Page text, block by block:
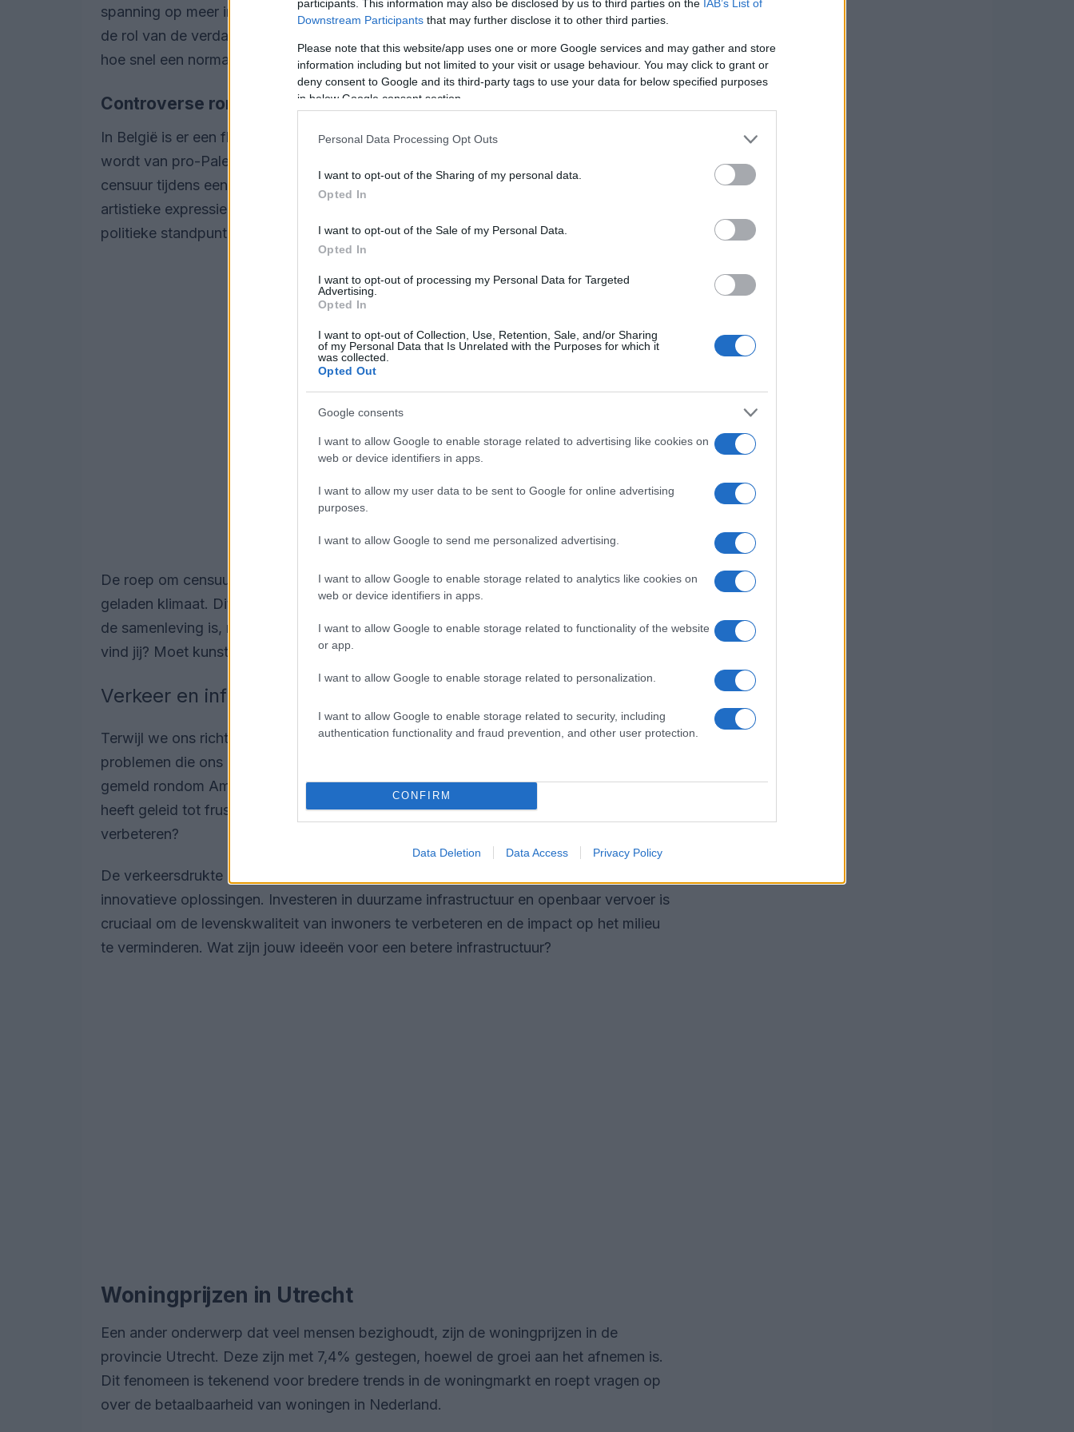
participants. This information may also be disclosed by us to third parties on the IAB’s List of
Downstream Participants that may further disclose it to other third parties.
Please note that this website/app uses one or more Google services and may gather and store
information including but not limited to your visit or usage behaviour. You may click to grant or
deny consent to Google and its third-party tags to use your data for below specified purposes
in below Google consent section.
Personal Data Processing Opt Outs
I want to opt-out of the Sharing of my personal data.
Opted In
I want to opt-out of the Sale of my Personal Data.
Opted In
I want to opt-out of processing my Personal Data for Targeted
Advertising.
Opted In
I want to opt-out of Collection, Use, Retention, Sale, and/or Sharing
of my Personal Data that Is Unrelated with the Purposes for which it
was collected.
Opted Out
Google consents
I want to allow Google to enable storage related to advertising like cookies on
web or device identifiers in apps.
I want to allow my user data to be sent to Google for online advertising
purposes.
I want to allow Google to send me personalized advertising.
I want to allow Google to enable storage related to analytics like cookies on
web or device identifiers in apps.
I want to allow Google to enable storage related to functionality of the website
or app.
I want to allow Google to enable storage related to personalization.
I want to allow Google to enable storage related to security, including
authentication functionality and fraud prevention, and other user protection.
CONFIRM
Data Deletion Data Access Privacy Policy
spanning op meer informatie over de achtergrond van deze tragische gebeurtenis en
de rol van de verdachte. Het laat ons zien hoe kwetsbaar onze samenlevingen zijn en
hoe snel een normaal leven kan worden verstoord door geweld.
Controverse rond Bob Vylan
In België is er een flinke discussie gaande over de band Bob Vylan, die beschuldigd
wordt van pro-Palestijnse sympathieën. De Europese Joodse Associatie roept op tot
censuur tijdens een festival, wat een heet debat over vrijheid van meningsuiting en
artistieke expressie heeft ontketend. Hoe ver mogen we gaan in het uiten van onze
politieke standpunten?
De roep om censuur roept vragen op over wat kunst kan en mag zijn in een politiek
geladen klimaat. Dit soort controverses laat zien dat kunst niet alleen een reflectie van
de samenleving is, maar ook een krachtig instrument voor verandering kan zijn. Wat
vind jij? Moet kunst vrij zijn, of zijn er grenzen?
Verkeer en infrastructuur in Amsterdam
Terwijl we ons richten op politieke en sociale kwesties, zijn er ook de dagelijkse
problemen die ons leven beïnvloeden. Recent zijn er ernstige verkeersproblemen
gemeld rondom Amsterdam, met name in de Tweede Coentunnel en op de A4. Dit
heeft geleid tot frustraties onder pendelaars. Hoe kunnen we de verkeerssituatie
verbeteren?
De verkeersdrukte in grote steden is een terugkerend probleem dat vraagt om
innovatieve oplossingen. Investeren in duurzame infrastructuur en openbaar vervoer is
cruciaal om de levenskwaliteit van inwoners te verbeteren en de impact op het milieu
te verminderen. Wat zijn jouw ideeën voor een betere infrastructuur?
Woningprijzen in Utrecht
Een ander onderwerp dat veel mensen bezighoudt, zijn de woningprijzen in de
provincie Utrecht. Deze zijn met 7,4% gestegen, hoewel de groei aan het afnemen is.
Dit fenomeen is tekenend voor bredere trends in de woningmarkt en roept vragen op
over de betaalbaarheid van woningen in Nederland.